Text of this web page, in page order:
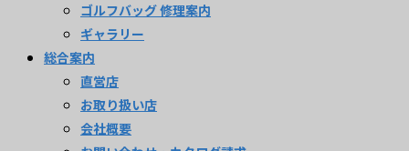
ゴルフバッグ 修理案内
ギャラリー
総合案内
直営店
お取り扱い店
会社概要